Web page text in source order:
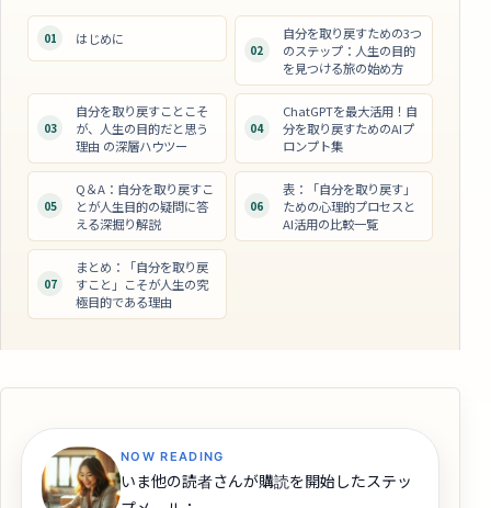
01 はじめに
02
自分を取り戻すための3つ
のステップ：人生の目的
を見つける旅の始め方
03
自分を取り戻すことこそ
が、人生の目的だと思う
理由 の深層ハウツー
04
ChatGPTを最大活用！自
分を取り戻すためのAIプ
ロンプト集
05
Q＆A：自分を取り戻すこ
とが人生目的の疑問に答
える深掘り解説
06
表：「自分を取り戻す」
ための心理的プロセスと
AI活用の比較一覧
07
まとめ：「自分を取り戻
すこと」こそが人生の究
極目的である理由
NOW READING
いま他の読者さんが購読を開始したステッ